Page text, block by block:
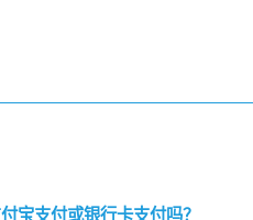
宝支付或银行卡支付吗？